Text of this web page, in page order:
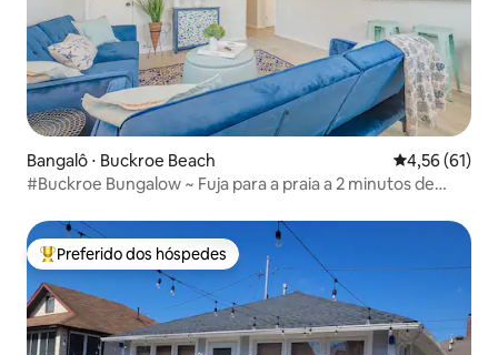
Bangalô ⋅ Buckroe Beach 4,56 de uma
4,56 (61)
#Buckroe Bungalow ~ Fuja para a praia a 2 minutos de
Entre os melhores preferidos dos hóspedes
Preferido dos hóspedes